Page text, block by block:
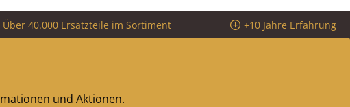
Über 40.000 Ersatzteile im Sortiment +10 Jahre Erfahrung
und Aktionen.